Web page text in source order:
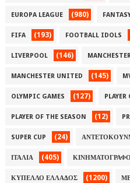
EUROPA LEAGUE (980)
FIFA (193) FOOTBALL IDOLS
LIVERPOOL (146)
MANCHESTER UNITED (145)
OLYMPIC GAMES (127)
PLAYER OF THE SEASON (12)
SUPER CUP (24)
ΙΤΑΛΙΑ (405)
ΚΥΠΕΛΛΟ ΕΛΛΑΔΟΣ (1200)